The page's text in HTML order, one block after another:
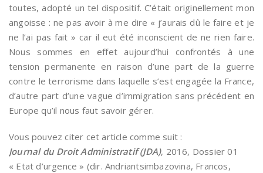
toutes, adopté un tel dispositif. C’était originellement mon
angoisse : ne pas avoir à me dire « j’aurais dû le faire et je
ne l’ai pas fait » car il eut été inconscient de ne rien faire.
Nous sommes en effet aujourd’hui confrontés à une
tension permanente en raison d’une part de la guerre
contre le terrorisme dans laquelle s’est engagée la France,
d’autre part d’une vague d’immigration sans précédent en
Europe qu’il nous faut savoir gérer.
Vous pouvez citer cet article comme suit :
Journal du Droit Administratif (JDA), 2016, Dossier 01
« Etat d’urgence » (dir. Andriantsimbazovina, Francos,